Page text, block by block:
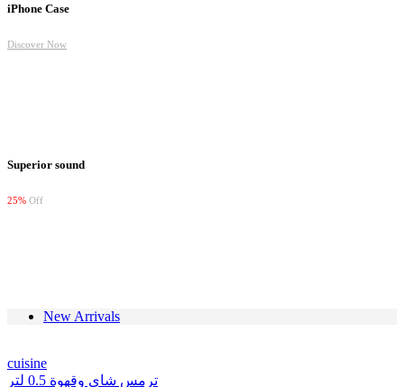
iPhone Case
Discover Now
Superior sound
25% Off
New Arrivals
cuisine
ترمس شاي وقهوة 0.5 لتر